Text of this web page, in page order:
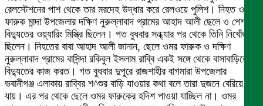
রেলস্টেশনের পাশ থেকে তার মরদেহ উদ্ধার করে রেলওয়ে পুলিশ। নিহত ওমর
ফারুক মান্দা উপজেলার দক্ষিণ নুরুল্লাবাদ গ্রামের আহাদ আলী ছেলে ও পেশায়
বিদ্যুতের ওয়্যারিং মিস্ত্রি ছিলেন। গত বুধবার সন্ধ্যার পর থেকে তিনি নিখোঁজ
ছিলেন। নিহতের বাবা আহাদ আলী জানান, ছেলে ওমর ফারুক ও দক্ষিণ
নুরুল্লাবাদ গ্রামের বাসিন্দা রকিবুল ইসলাম রাব্বি একই সঙ্গে থেকে বাসাবাড়িতে
বিদ্যুতের কাজ করত। গত বুধবার দুপুরে রাজশাহীর বাগমারা উপজেলার
ভবানীগঞ্জ এলাকায় রাব্বির শ^শুর বাড়ি যাওয়ার কথা বলে তারা দুজনে বেরিয়ে
যায়। এর পর থেকে ছেলে ওমর ফারুকের হদিশ পাওয়া যাচ্ছিল না। ওমর